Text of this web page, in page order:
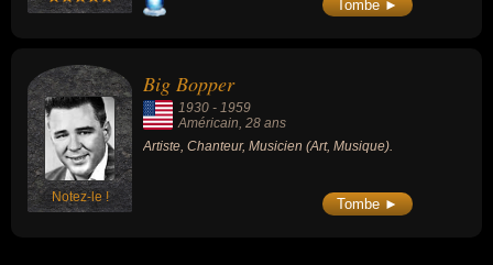
Tombe ►
Notez-le !
Big Bopper
1930 - 1959
Américain , 28 ans
Artiste, Chanteur, Musicien (Art, Musique).
Tombe ►